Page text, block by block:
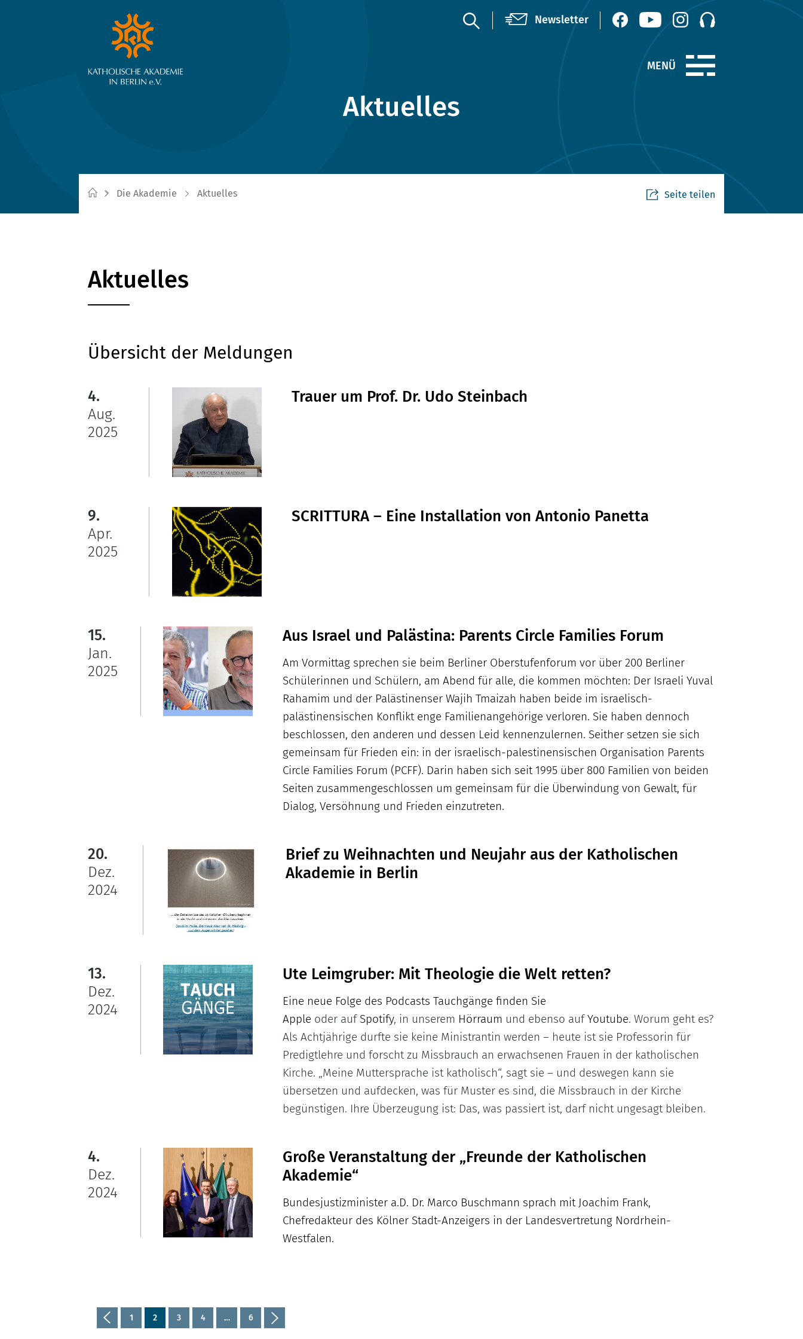
Aktuelles
Die Akademie Aktuelles Seite teilen
Aktuelles
Übersicht der Meldungen
4.
Aug.
2025
Trauer um Prof. Dr. Udo Steinbach
9.
Apr.
2025
SCRITTURA – Eine Installation von Antonio Panetta
15.
Jan.
2025
Aus Israel und Palästina: Parents Circle Families Forum
Am Vormittag sprechen sie beim Berliner Oberstufenforum vor über 200 Berliner
Schülerinnen und Schülern, am Abend für alle, die kommen möchten: Der Israeli Yuval
Rahamim und der Palästinenser Wajih Tmaizah haben beide im israelisch-
palästinensischen Konflikt enge Familienangehörige verloren. Sie haben dennoch
beschlossen, den anderen und dessen Leid kennenzulernen. Seither setzen sie sich
gemeinsam für Frieden ein: in der israelisch-palestinensischen Organisation Parents
Circle Families Forum (PCFF). Darin haben sich seit 1995 über 800 Familien von beiden
Seiten zusammengeschlossen um gemeinsam für die Überwindung von Gewalt, für
Dialog, Versöhnung und Frieden einzutreten.
20.
Dez.
2024
Brief zu Weihnachten und Neujahr aus der Katholischen
Akademie in Berlin
13.
Dez.
2024
Ute Leimgruber: Mit Theologie die Welt retten?
Eine neue Folge des Podcasts Tauchgänge finden Sie
Apple oder auf Spotify, in unserem Hörraum und ebenso aufYoutube. Worum geht es?
Als Achtjährige durfte sie keine Ministrantin werden – heute ist sie Professorin für
Predigtlehre und forscht zu Missbrauch an erwachsenen Frauen in der katholischen
Kirche. „Meine Muttersprache ist katholisch“, sagt sie – und deswegen kann sie
übersetzen und aufdecken, was für Muster es sind, die Missbrauch in der Kirche
begünstigen. Ihre Überzeugung ist: Das, was passiert ist, darf nicht ungesagt bleiben.
4.
Dez.
2024
Große Veranstaltung der „Freunde der Katholischen
Akademie“
Bundesjustizminister a.D. Dr. Marco Buschmann sprach mit Joachim Frank,
Chefredakteur des Kölner Stadt-Anzeigers in der Landesvertretung Nordrhein-
Westfalen.
1 2 3 4 … 6